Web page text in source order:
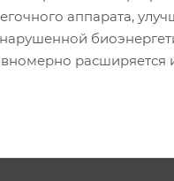
аппарата,
расширяется